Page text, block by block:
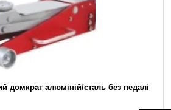
домкрат алюміній/сталь без педалі